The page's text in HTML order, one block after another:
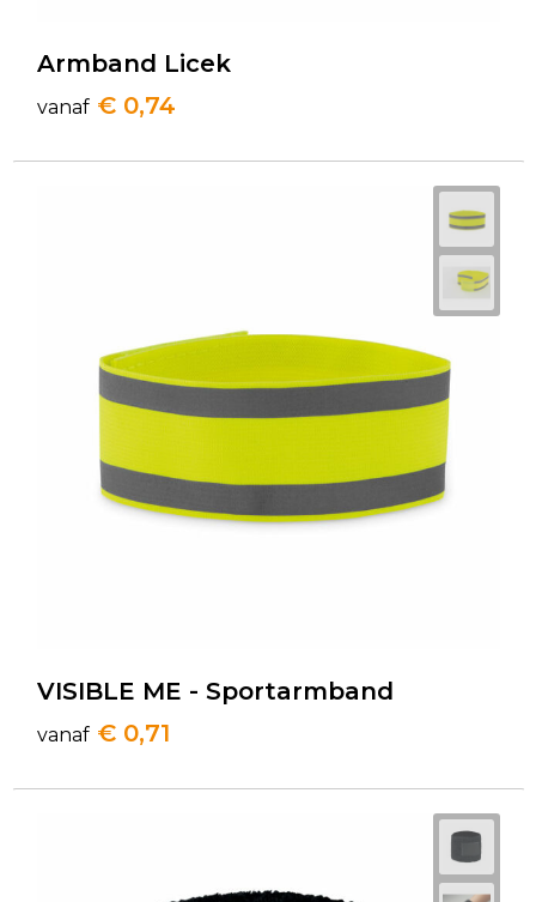
Armband Licek
vanaf € 0,74
VISIBLE ME - Sportarmband
vanaf € 0,71